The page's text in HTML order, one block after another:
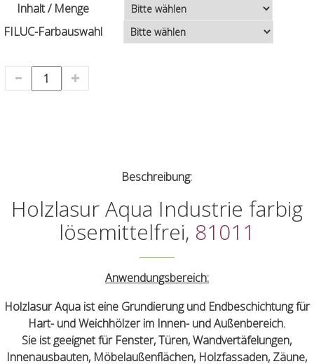
Inhalt / Menge
FILUC-Farbauswahl
Beschreibung:
Holzlasur Aqua Industrie farbig
lösemittelfrei, 81011
Anwendungsbereich:
Holzlasur Aqua ist eine Grundierung und Endbeschichtung für
Hart- und Weichhölzer im Innen- und Außenbereich.
Sie ist geeignet für Fenster, Türen, Wandvertäfelungen,
Innenausbauten, Möbelaußenflächen, Holzfassaden, Zäune,